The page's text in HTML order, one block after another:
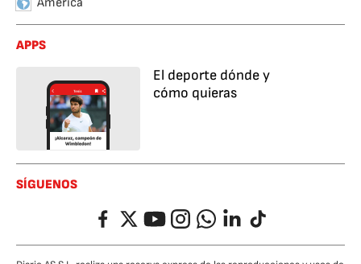
APPS
El deporte dónde y
cómo quieras
SÍGUENOS
FacebookTwitterYouTubeInstagramWhatsappLinkedIn
TikTok